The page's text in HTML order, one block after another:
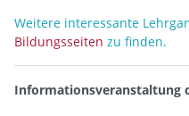
Weitere interessante
Bildungsseiten zu finden.
Informationsveranstaltung